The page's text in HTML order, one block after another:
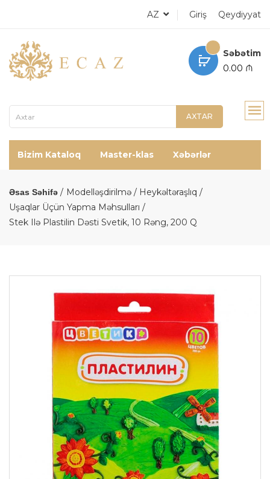
AZ Giriş Qeydiyyat
Səbətim
0.00 ₼
AXTAR
Bizim Kataloq Master-klas Xəbərlər
Əsas Səhifə
Modelləşdirilmə / Heykəltəraşlıq
Uşaqlar Üçün Yapma Məhsulları
Stek Ilə Plastilin Dəsti Svetik, 10 Rəng, 200 Q